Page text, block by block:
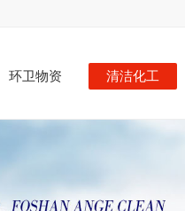
环卫物资 清洁化工